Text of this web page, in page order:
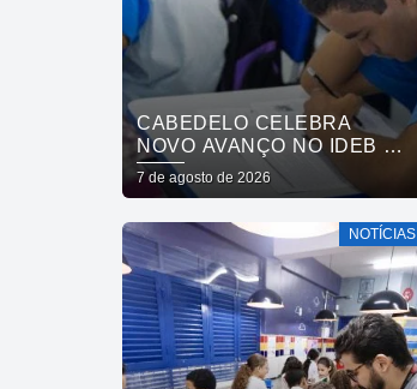
CABEDELO CELEBRA
NOVO AVANÇO NO IDEB E
CONSOLIDA TRAJETÓRIA
DE CRESCIMENTO NA
7 de agosto de 2026
NOTÍCIAS